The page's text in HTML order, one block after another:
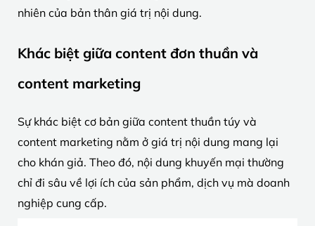
nhiên của bản thân giá trị nội dung.
Khác biệt giữa content đơn thuần và
content marketing
Sự khác biệt cơ bản giữa content thuần túy và
content marketing nằm ở giá trị nội dung mang lại
cho khán giả. Theo đó, nội dung khuyến mại thường
chỉ đi sâu về lợi ích của sản phẩm, dịch vụ mà doanh
nghiệp cung cấp.